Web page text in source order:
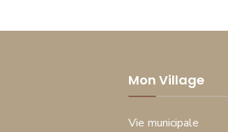
Mon Village
Vie municipale